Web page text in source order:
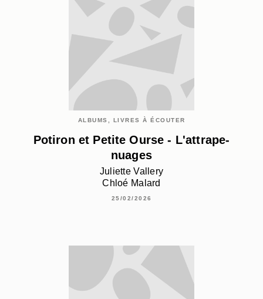
ALBUMS, LIVRES À ÉCOUTER
Potiron et Petite Ourse - L'attrape-
nuages
Juliette Vallery
Chloé Malard
25/02/2026